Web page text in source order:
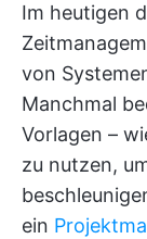
Im heutigen
von
Manchmal
Vorlagen –
zu nutzen,
ein